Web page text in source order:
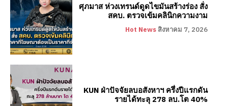
ศุภมาส ห่วงเทรนด์ดูดไขมันสร้างร่อง สั่ง
สคบ. ตรวจเข้มคลินิกความงาม
Hot News สิงหาคม 7, 2026
KUN ฝ่าปัจจัยลบอสังหาฯ ครึ่งปีแรกดัน
รายได้ทะลุ 278 ลบ.โต 40%